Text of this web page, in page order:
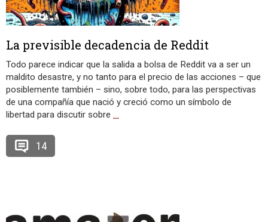
La previsible decadencia de Reddit
Todo parece indicar que la salida a bolsa de Reddit va a ser un
maldito desastre, y no tanto para el precio de las acciones – que
posiblemente también – sino, sobre todo, para las perspectivas
de una compañía que nació y creció como un símbolo de
libertad para discutir sobre …
14